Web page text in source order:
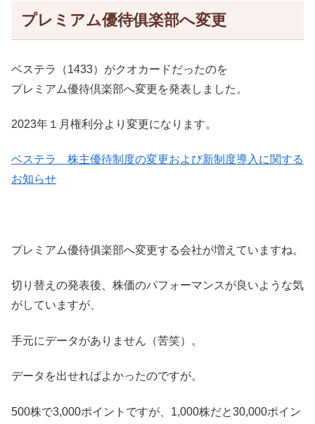
プレミアム優待俱楽部へ変更
ベステラ（1433）がクオカードだったのを
プレミアム優待倶楽部へ変更を発表しました。
2023年１月権利分より変更になります。
ベステラ 株主優待制度の変更および新制度導入に関する
お知らせ
プレミアム優待俱楽部へ変更する会社が増えていますね。
切り替えの発表後、株価のパフォーマンスが良いような気
がしていますが、
手元にデータがありません（苦笑）。
データを出せればよかったのですが。
500株で3,000ポイントですが、1,000株だと30,000ポイン